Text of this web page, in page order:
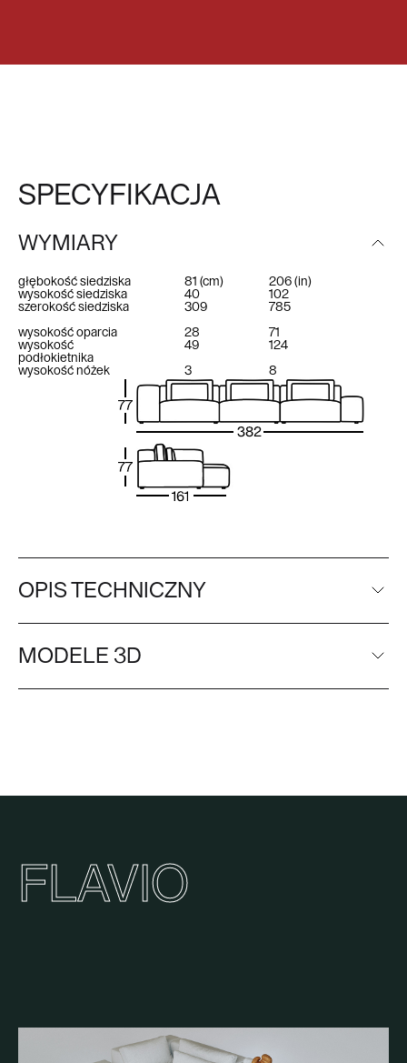
SPECYFIKACJA
WYMIARY
głębokość siedziska 81 (cm) 206 (in)
wysokość siedziska
40
102
szerokość siedziska
309
785
wysokość oparcia
28
71
wysokość
podłokietnika
49
124
wysokość nóżek
3 8
OPIS TECHNICZNY
MODELE 3D
FLAVIO